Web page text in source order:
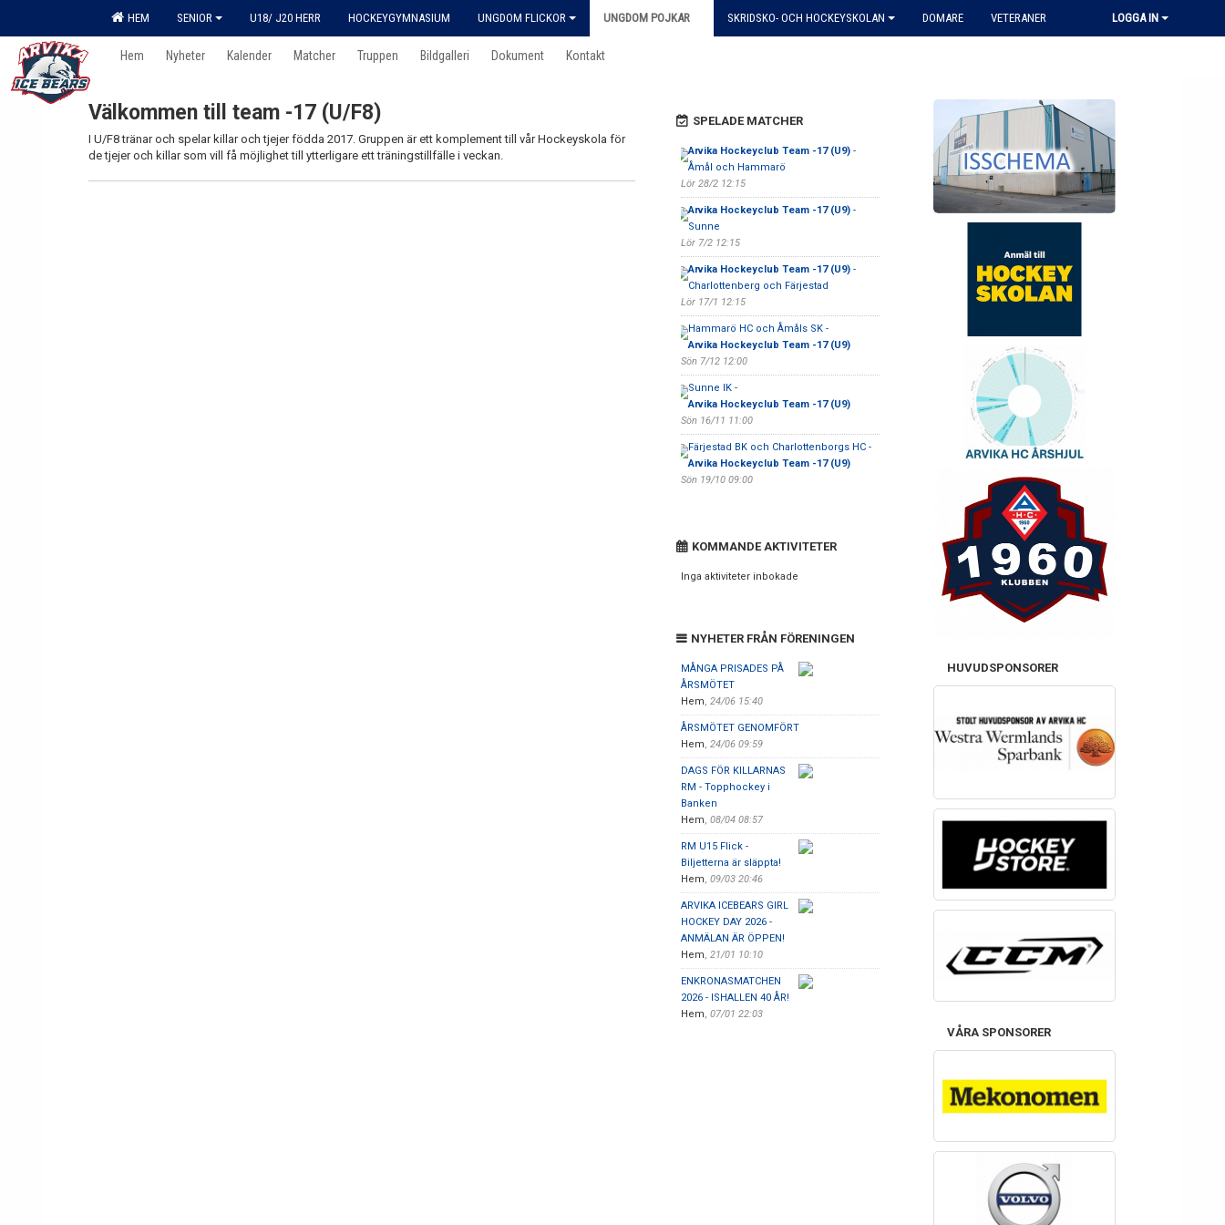
HEM SENIOR U18/ J20 HERR HOCKEYGYMNASIUM UNGDOM FLICKOR UNGDOM POJKAR SKRIDSKO- OCH HOCKEYSKOLAN DOMARE VETERANER LOGGA IN
Hem Nyheter Kalender Matcher Truppen Bildgalleri Dokument Kontakt
Välkommen till team -17 (U/F8)
I U/F8 tränar och spelar killar och tjejer födda 2017. Gruppen är ett komplement till vår Hockeyskola för
de tjejer och killar som vill få möjlighet till ytterligare ett träningstillfälle i veckan.
SPELADE MATCHER
Arvika Hockeyclub Team -17 (U9)-
Åmål och Hammarö
Lör 28/2 12:15
Arvika Hockeyclub Team -17 (U9)-
Sunne
Lör 7/2 12:15
Arvika Hockeyclub Team -17 (U9)-
Charlottenberg och Färjestad
Lör 17/1 12:15
Hammarö HC och Åmåls SK -
Arvika Hockeyclub Team -17 (U9)
Sön 7/12 12:00
Sunne IK -
Arvika Hockeyclub Team -17 (U9)
Sön 16/11 11:00
Färjestad BK och Charlottenborgs HC -
Arvika Hockeyclub Team -17 (U9)
Sön 19/10 09:00
KOMMANDE AKTIVITETER
Inga aktiviteter inbokade
NYHETER FRÅN FÖRENINGEN
MÅNGA PRISADES PÅ
ÅRSMÖTET
Hem, 24/06 15:40
ÅRSMÖTET GENOMFÖRT
Hem, 24/06 09:59
DAGS FÖR KILLARNAS
RM - Topphockey i
Banken
Hem, 08/04 08:57
RM U15 Flick -
Biljetterna är släppta!
Hem, 09/03 20:46
ARVIKA ICEBEARS GIRL
HOCKEY DAY 2026 -
ANMÄLAN ÄR ÖPPEN!
Hem, 21/01 10:10
ENKRONASMATCHEN
2026 - ISHALLEN 40 ÅR!
Hem, 07/01 22:03
HUVUDSPONSORER
VÅRA SPONSORER